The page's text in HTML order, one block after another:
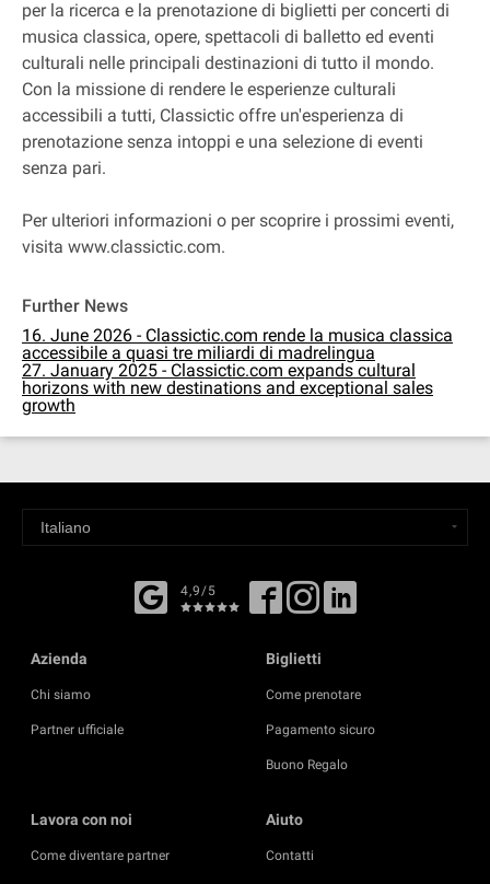
per la ricerca e la prenotazione di biglietti per concerti di
musica classica, opere, spettacoli di balletto ed eventi
culturali nelle principali destinazioni di tutto il mondo.
Con la missione di rendere le esperienze culturali
accessibili a tutti, Classictic offre un'esperienza di
prenotazione senza intoppi e una selezione di eventi
senza pari.
Per ulteriori informazioni o per scoprire i prossimi eventi,
visita www.classictic.com.
Further News
16. June 2026 - Classictic.com rende la musica classica
accessibile a quasi tre miliardi di madrelingua
27. January 2025 - Classictic.com expands cultural
horizons with new destinations and exceptional sales
growth
4,9/5
Azienda
Chi siamo
Partner ufficiale
Biglietti
Come prenotare
Pagamento sicuro
Buono Regalo
Lavora con noi
Come diventare partner
Aiuto
Contatti